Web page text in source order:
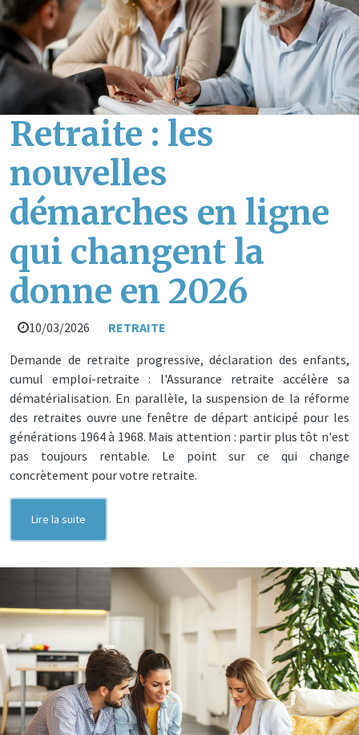
Retraite : les
nouvelles
démarches en ligne
qui changent la
donne en 2026
10/03/2026
RETRAITE
Demande de retraite progressive, déclaration des enfants,
cumul emploi-retraite : l'Assurance retraite accélère sa
dématérialisation. En parallèle, la suspension de la réforme
des retraites ouvre une fenêtre de départ anticipé pour les
générations 1964 à 1968. Mais attention : partir plus tôt n'est
pas toujours rentable. Le point sur ce qui change
concrètement pour votre retraite.
Lire la suite